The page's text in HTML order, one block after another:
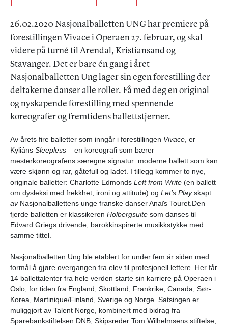
26.02.2020 Nasjonalballetten UNG har premiere på
forestillingen Vivace i Operaen 27. februar, og skal
videre på turné til Arendal, Kristiansand og
Stavanger. Det er bare én gang i året
Nasjonalballetten Ung lager sin egen forestilling der
deltakerne danser alle roller. Få med deg en original
og nyskapende forestilling med spennende
koreografer og fremtidens ballettstjerner.
Av årets fire balletter som inngår i forestillingen Vivace , er
Kyliáns Sleepless – en koreografi som bærer
mesterkoreografens særegne signatur: moderne ballett som kan
være skjønn og rar, gåtefull og ladet. I tillegg kommer to nye,
originale balletter: Charlotte Edmonds Left from Write (en ballett
om dysleksi med frekkhet, ironi og attitude) og Let’s Playskapt
av Nasjonalballettens unge franske danser Anaïs Touret.Den
fjerde balletten er klassikeren Holbergsuite som danses til
Edvard Griegs drivende, barokkinspirerte musikkstykke med
samme tittel.
Nasjonalballetten Ung ble etablert for under fem år siden med
formål å gjøre overgangen fra elev til profesjonell lettere. Her får
14 ballettalenter fra hele verden starte sin karriere på Operaen i
Oslo, for tiden fra England, Skottland, Frankrike, Canada, Sør-
Korea, Martinique/Finland, Sverige og Norge. Satsingen er
muliggjort av Talent Norge, kombinert med bidrag fra
Sparebankstiftelsen DNB, Skipsreder Tom Wilhelmsens stiftelse,